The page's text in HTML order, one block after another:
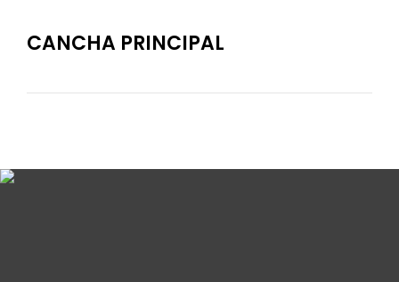
CANCHA PRINCIPAL